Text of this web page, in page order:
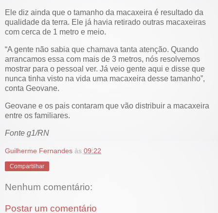
Ele diz ainda que o tamanho da macaxeira é resultado da
qualidade da terra. Ele já havia retirado outras macaxeiras
com cerca de 1 metro e meio.
“A gente não sabia que chamava tanta atenção. Quando
arrancamos essa com mais de 3 metros, nós resolvemos
mostrar para o pessoal ver. Já veio gente aqui e disse que
nunca tinha visto na vida uma macaxeira desse tamanho”,
conta Geovane.
Geovane e os pais contaram que vão distribuir a macaxeira
entre os familiares.
Fonte g1/RN
Guilherme Fernandes às 09:22
Compartilhar
Nenhum comentário:
Postar um comentário